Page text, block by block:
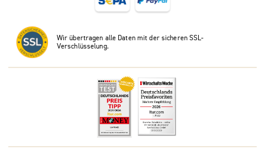
Wir übertragen alle Daten mit der sicheren SSL-
Verschlüsselung.